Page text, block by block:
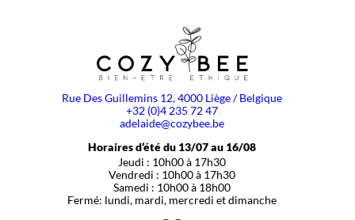
Rue Des Guillemins 12, 4000 Liège / Belgique
+32 (0)4 235 72 47
adelaide@cozybee.be
Horaires d’été du 13/07 au 16/08
Jeudi : 10h00 à 17h30
Vendredi : 10h00 à 17h30
Samedi : 10h00 à 18h00
Fermé: lundi, mardi, mercredi et dimanche